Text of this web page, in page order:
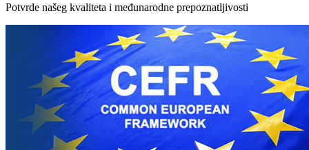
Potvrde našeg kvaliteta i međunarodne prepoznatljivosti